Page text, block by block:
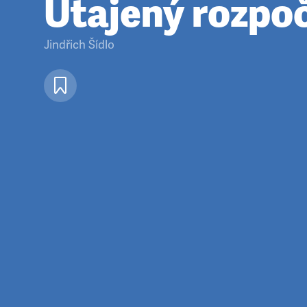
Utajený
Jindřich Šídlo